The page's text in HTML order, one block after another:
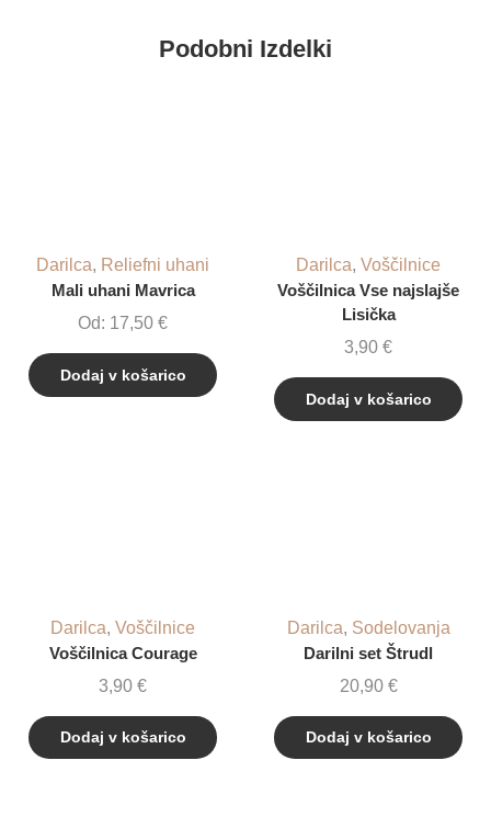
Podobni Izdelki
Darilca, Reliefni uhani
Mali uhani Mavrica
Od: 17,50 €
Dodaj v košarico
Darilca, Voščilnice
Voščilnica Vse najslajše
Lisička
3,90 €
Dodaj v košarico
Darilca, Voščilnice
Voščilnica Courage
3,90 €
Dodaj v košarico
Darilca, Sodelovanja
Darilni set Štrudl
20,90 €
Dodaj v košarico